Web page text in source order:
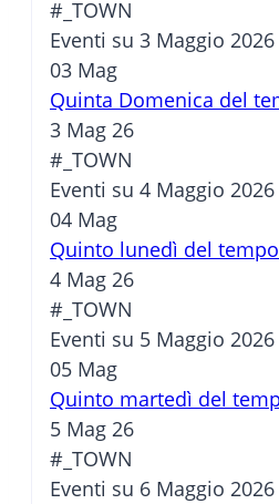
#_TOWN
Eventi su 3 Maggio 2026
03 Mag
Quinta Domenica del
3 Mag 26
#_TOWN
Eventi su 4 Maggio 2026
04 Mag
Quinto lunedì del
4 Mag 26
#_TOWN
Eventi su 5 Maggio 2026
05 Mag
Quinto martedì del
5 Mag 26
#_TOWN
Eventi su 6 Maggio 2026